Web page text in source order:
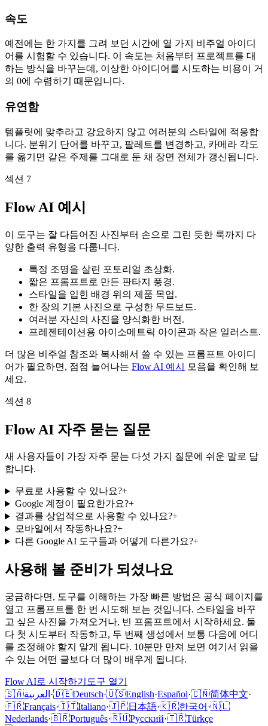
속도
예전에는 한 가지를 그려 보던 시간에 열 가지 비주얼 아이디
어를 시험할 수 있습니다. 이 속도는 처음부터 프로젝트를 대
하는 방식을 바꾸는데, 이상한 아이디어를 시도하는 비용이 거
의 0에 수렴하기 때문입니다.
유연함
템플릿에 맞추라고 강요하지 않고 여러분의 스타일에 적응합
니다. 분위기 단어를 바꾸고, 팔레트를 변경하고, 카메라 각도
를 옮기면 같은 주제를 그대로 둔 채 장면 전체가 갱신됩니다.
섹션 7
Flow AI 예시
이 도구는 잘 다듬어진 사진부터 손으로 그린 듯한 룩까지 다
양한 출력 유형을 다룹니다.
특정 조명을 살린 포토리얼 초상화.
짧은 프롬프트로 만든 판타지 풍경.
스타일을 입힌 배경 위의 제품 목업.
한 장의 기본 사진으로 구성한 무드보드.
여러분 자신의 사진을 양식화한 버전.
프레젠테이션용 아이소메트릭 아이콘과 작은 일러스트.
더 많은 비주얼 참조와 복사해서 쓸 수 있는 프롬프트 아이디
어가 필요하면, 점점 늘어나는 Flow AI 예시
모음을 확인해 보
세요.
섹션 8
Flow AI 자주 묻는 질문
새 사용자들이 가장 자주 묻는 다섯 가지 질문에 쉬운 말로 답
합니다.
무료로 사용할 수 있나요?+
Google 계정이 필요한가요?+
결과를 상업적으로 사용할 수 있나요?+
모바일에서 작동하나요?+
다른 Google AI 도구들과 어떻게 다른가요?+
사용해 볼 준비가 되셨나요
궁금하다면, 도구를 이해하는 가장 빠른 방법은 공식 페이지를
열고 프롬프트를 한 번 시도해 보는 것입니다. 스타일을 바꾸
고 싶은 사진을 가져오거나, 빈 프롬프트에서 시작하세요. 둘
다 첫 시도부터 작동하고, 두 번째 생성에서 보통 다음에 어디
를 조정해야 할지 알게 됩니다. 10분만 만져 보면 여기서 읽을
수 있는 어떤 글보다 더 많이 배우게 됩니다.
Flow AI로 시작하기 도구 열기
🇸🇦العربية ·🇩🇪Deutsch·🇺🇸English·Español·🇨🇳简体中文·
🇫🇷Français·🇮🇹Italiano·🇯🇵日本語·🇰🇷한국어 ·🇳🇱
Nederlands·🇧🇷Português·🇷🇺Русский·🇹🇷Türkçe